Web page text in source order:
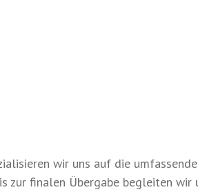
wir uns auf die
zur finalen Übergabe begleiten wir